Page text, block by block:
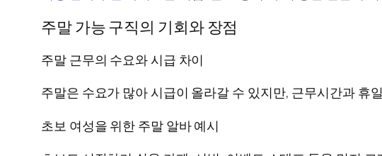
주말 가능 구직의 기회와 장점
주말 근무의 수요와 시급 차이
주말은 수요가 많아 시급이 올라갈 수 있지만, 근무시간과 휴
초보 여성을 위한 주말 알바 예시